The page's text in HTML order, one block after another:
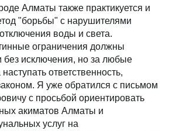
Алматы также практикуется и
"борьбы" с нарушителями
воды и света.
ограничения должны
без исключения, но за любые
ответственность,
Я уже обратился с письмом
с просьбой ориентировать
акиматов Алматы и
услуг на